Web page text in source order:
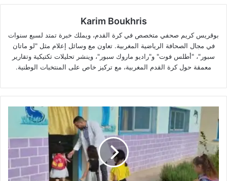
Karim Boukhris
بوقريس كريم صحفي متخصص في كرة القدم، ويملك خبرة تمتد لسبع سنوات
في مجال الصحافة الرياضية المغربية. تعاون مع وسائل إعلام مثل "لو ماتان
سبور"، "أطلس فوت" و"راديو ماروك سبور"، وينشر تحليلات تكتيكية وتقارير
معمقة حول كرة القدم المغربية، مع تركيز خاص على المنتخبات الوطنية.
المدرسي..
تحديات
اليوم
الأول
بين
الأسرة